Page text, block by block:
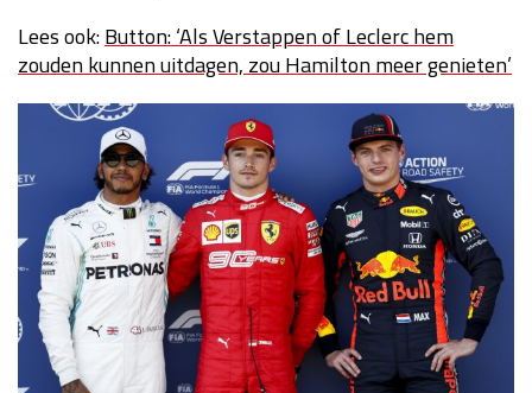
Lees ook:Button: ‘Als Verstappen of Leclerc hem
zouden kunnen uitdagen, zou Hamilton meer genieten’